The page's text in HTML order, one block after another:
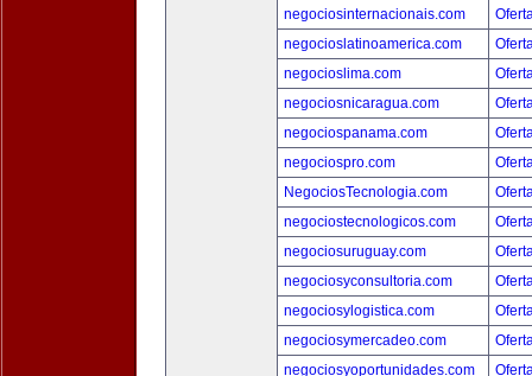
negociosinternacionais.com
negocioslatinoamerica.com
negocioslima.com
negociosnicaragua.com
negociospanama.com
negociospro.com
NegociosTecnologia.com
negociostecnologicos.com
negociosuruguay.com
negociosyconsultoria.com
negociosylogistica.com
negociosymercadeo.com
negociosyoportunidades.com